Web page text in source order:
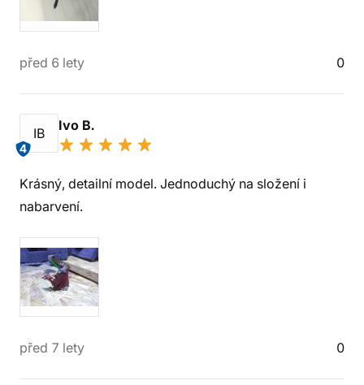
před 6 lety 0
IB
4
Ivo B.
Krásný, detailní model. Jednoduchý na složení i
nabarvení.
před 7 lety 0